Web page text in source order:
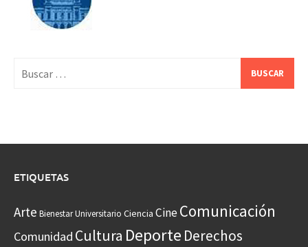
ETIQUETAS
Arte Bienestar Universitario Ciencia CineComunicación
Comunidad Cultura Deporte Derechos